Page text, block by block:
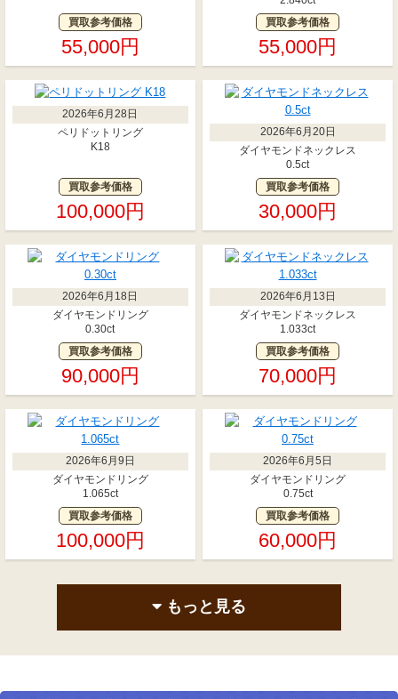
買取参考価格
55,000円
買取参考価格
55,000円
2026年6月28日
ペリドットリング
K18
買取参考価格
100,000円
2026年6月20日
ダイヤモンドネックレス
0.5ct
買取参考価格
30,000円
2026年6月18日
ダイヤモンドリング
0.30ct
買取参考価格
90,000円
2026年6月13日
ダイヤモンドネックレス
1.033ct
買取参考価格
70,000円
2026年6月9日
ダイヤモンドリング
1.065ct
買取参考価格
100,000円
2026年6月5日
ダイヤモンドリング
0.75ct
買取参考価格
60,000円
もっと見る